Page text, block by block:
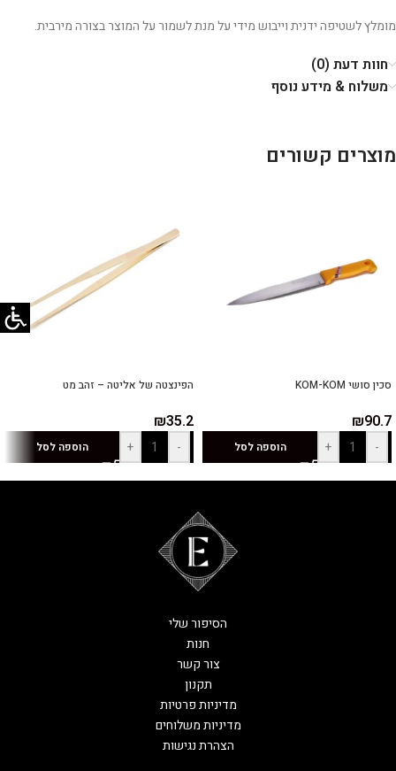
מומלץ לשטיפה ידנית וייבוש מידי על מנת לשמור על המוצר בצורה מירבית.
חוות דעת (0)
משלוח & מידע נוסף
מוצרים קשורים
סכין סושי KOM-KOM
₪90.7
-
+ הוספה לסל
הפינצטה של אליטה – זהב מט
₪35.2
-
+ הוספה לסל
הסיפור שלי
חנות
צור קשר
תקנון
מדיניות פרטיות
מדיניות משלוחים
הצהרת נגישות